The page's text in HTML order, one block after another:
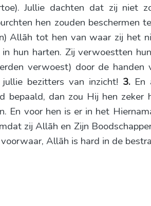
Jullie dachten dat zij niet
hen zouden beschermen
Allāh tot hen van waar zij het
hun harten. Zij verwoestten
verwoest) door de handen
bezitters van inzicht! 3. En
bepaald, dan zou Hij hen zeker
En voor hen is er in het
zij Allāh en Zijn
Allāh is hard in de